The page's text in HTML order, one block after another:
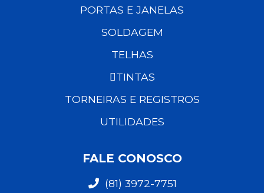
PORTAS E JANELAS
SOLDAGEM
TELHAS
TINTAS
TORNEIRAS E REGISTROS
UTILIDADES
FALE CONOSCO
(81) 3972-7751